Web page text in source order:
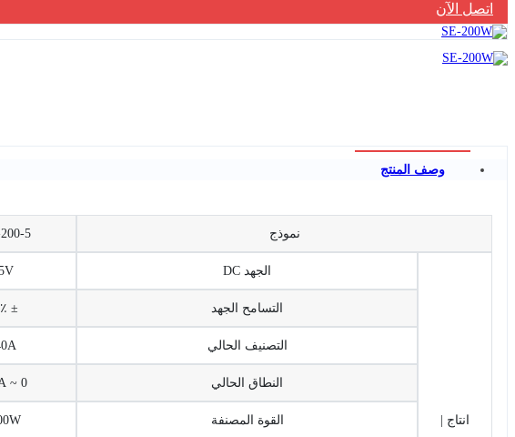
اتصل الآن
وصف المنتج
نموذج 5
انتاج |
الجهد DC
التسامح الجهد ± 2٪
التصنيف الحالي
النطاق الحالي 0 ~ 40A
القوة المصنفة